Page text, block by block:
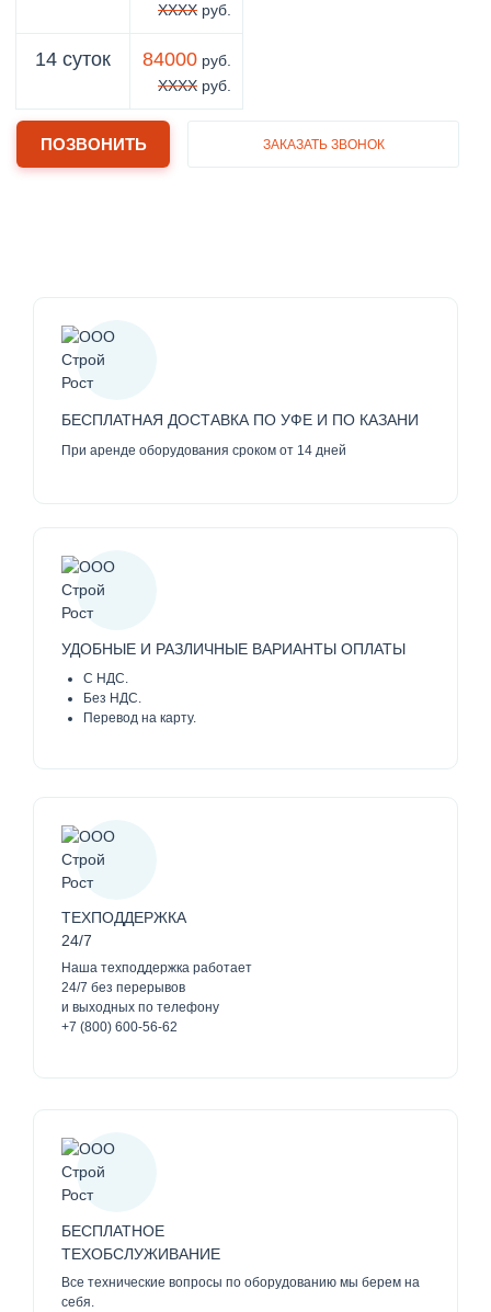
XXXX руб.
14 суток 84000 руб.
XXXX руб.
ПОЗВОНИТЬ ЗАКАЗАТЬ ЗВОНОК
БЕСПЛАТНАЯ ДОСТАВКА ПО УФЕ И ПО КАЗАНИ
При аренде оборудования сроком от 14 дней
УДОБНЫЕ И РАЗЛИЧНЫЕ ВАРИАНТЫ ОПЛАТЫ
С НДС.
Без НДС.
Перевод на карту.
ТЕХПОДДЕРЖКА
24/7
Наша техподдержка работает
24/7 без перерывов
и выходных по телефону
+7 (800) 600-56-62
БЕСПЛАТНОЕ
ТЕХОБСЛУЖИВАНИЕ
Все технические вопросы по оборудованию мы берем на
себя.